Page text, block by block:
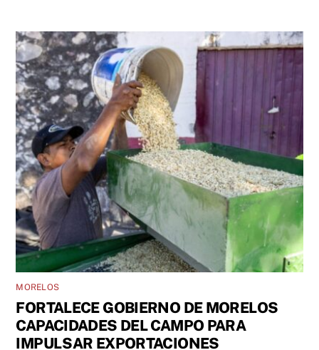
MORELOS
FORTALECE GOBIERNO DE MORELOS
CAPACIDADES DEL CAMPO PARA
IMPULSAR EXPORTACIONES